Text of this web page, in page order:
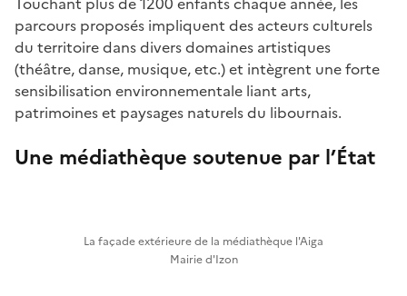
parcours proposés impliquent des acteurs culturels
du territoire dans divers domaines artistiques
(théâtre, danse, musique, etc.) et intègrent une forte
sensibilisation environnementale liant arts,
patrimoines et paysages naturels du libournais.
Une médiathèque soutenue par l’État
La façade extérieure de la médiathèque l'Aiga
Mairie d'Izon